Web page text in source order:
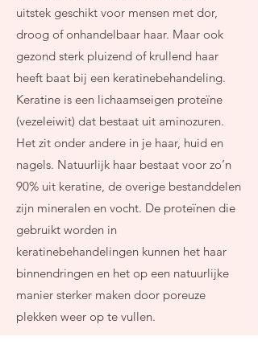
uitstek geschikt voor mensen met dor,
droog of onhandelbaar haar. Maar ook
gezond sterk pluizend of krullend haar
heeft baat bij een keratinebehandeling.
Keratine is een lichaamseigen proteïne
(vezeleiwit) dat bestaat uit aminozuren.
Het zit onder andere in je haar, huid en
nagels. Natuurlijk haar bestaat voor zo’n
90% uit keratine, de overige bestanddelen
zijn mineralen en vocht. De proteïnen die
gebruikt worden in
keratinebehandelingen kunnen het haar
binnendringen en het op een natuurlijke
manier sterker maken door poreuze
plekken weer op te vullen.